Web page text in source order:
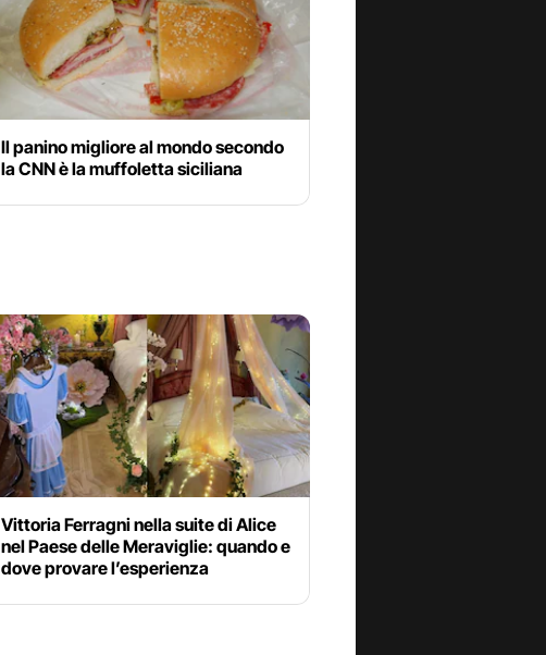
Il panino migliore al mondo secondo
la CNN è la muffoletta siciliana
Vittoria Ferragni nella suite di Alice
nel Paese delle Meraviglie: quando e
dove provare l’esperienza